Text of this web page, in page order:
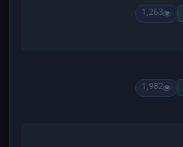
1,263
1,982